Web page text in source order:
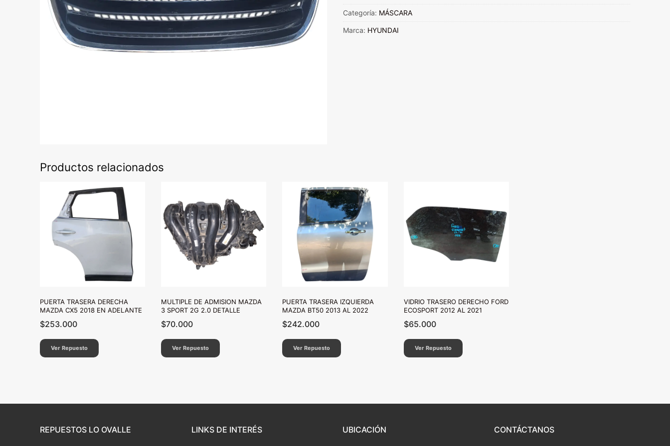
2008
2009
Categoría: MÁSCARA
Marca: HYUNDAI
Productos relacionados
PUERTA TRASERA DERECHA
MAZDA CX5 2018 EN ADELANTE
$253.000
Ver Repuesto
MULTIPLE DE ADMISION MAZDA
3 SPORT 2G 2.0 DETALLE
$70.000
Ver Repuesto
PUERTA TRASERA IZQUIERDA
MAZDA BT50 2013 AL 2022
$242.000
Ver Repuesto
VIDRIO TRASERO DERECHO FORD
ECOSPORT 2012 AL 2021
$65.000
Ver Repuesto
REPUESTOS LO OVALLE LINKS DE INTERÉS UBICACIÓN CONTÁCTANOS